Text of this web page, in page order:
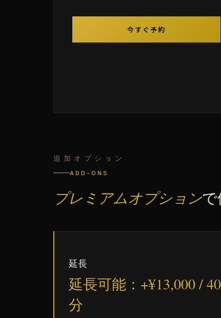
今すぐ予約
追加オプション
ADD-ONS
プレミアムオプションで
延長
延長可能：+¥13,000 / 40
分